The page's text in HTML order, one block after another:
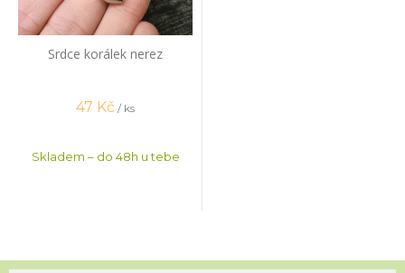
Srdce korálek nerez
47 Kč / ks
Skladem – do 48h u tebe